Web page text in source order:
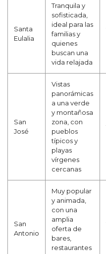
Santa
Eulalia
Tranquila y
sofisticada,
ideal para las
familias y
quienes
buscan una
vida relajada
San
José
Vistas
panorámicas
a una verde
y montañosa
zona, con
pueblos
típicos y
playas
vírgenes
cercanas
San
Antonio
Muy popular
y animada,
con una
amplia
oferta de
bares,
restaurantes